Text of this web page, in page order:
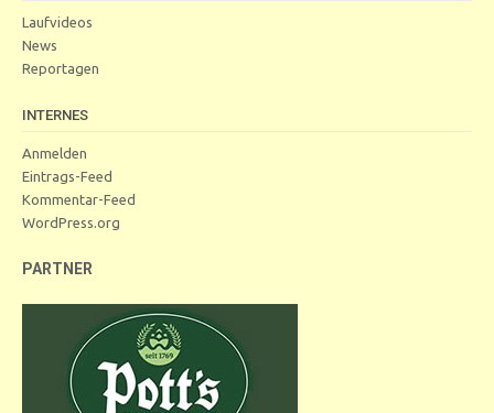
Laufvideos
News
Reportagen
INTERNES
Anmelden
Eintrags-Feed
Kommentar-Feed
WordPress.org
PARTNER